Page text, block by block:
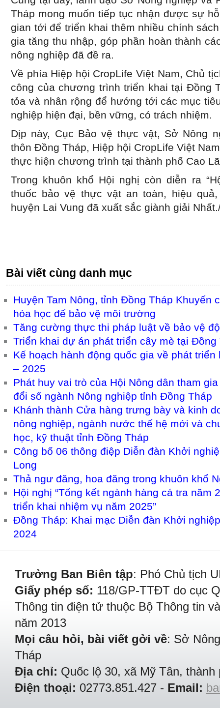
Tháp mong muốn tiếp tục nhận được sự
gian tới để triển khai thêm nhiều chính
gia tăng thu nhập, góp phần hoàn thành
nông nghiệp đã đề ra.
Về phía Hiệp hội CropLife Việt Nam, Chủ
công của chương trình triển khai tại Đồng
tỏa và nhân rộng để hướng tới các mục
nghiệp hiện đại, bền vững, có trách nhiệm.
Dịp này, Cục Bảo vệ thực vật, Sở Nông
thôn Đồng Tháp, Hiệp hội CropLife Việt
thực hiện chương trình tại thành phố Cao
Trong khuôn khổ Hội nghị còn diễn ra
thuốc bảo vệ thực vật an toàn, hiệu
huyện Lai Vung đã xuất sắc giành giải
Bài viết cùng danh mục
Huyện Tam Nông, tỉnh Đồng Tháp Khuyến
hóa học để bảo vệ môi trường
Tăng cường thực thi pháp luật về bảo vệ
Triển khai dự án phát triển cây mè tại Đồng
Kế hoạch hành động quốc gia về phát
– 2025
Phát huy vai trò của Hội Nông dân tham
đổi số ngành Nông nghiệp tỉnh Đồng Tháp
Khánh thành Cửa hàng trưng bày và kinh
nông nghiệp, ngành nước thế hệ mới và
học, kỹ thuật tỉnh Đồng Tháp
Công bố 06 thông điệp Diễn đàn Khởi
Long
Thả ngư đăng, hoa đăng trong khuôn khổ
Hội nghị “Tổng kết ngành hàng cá tra năm
triển khai nhiệm vụ năm 2025”
Đồng Tháp: Khai mạc Diễn đàn Khởi
2024
Trưởng Ban Biên tập: Phó Chủ tịch
Giấy phép số: 118/GP-TTĐT do cục
Thông tin điện tử thuộc Bộ Thông tin
năm 2013
Mọi câu hỏi, bài viết gởi về: Sở
Tháp
Địa chỉ: Quốc lộ 30, xã Mỹ Tân,
Điện thoại: 02773.851.427 - Email: